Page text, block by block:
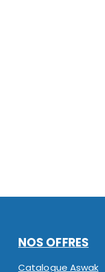
NOS OFFRES
Catalogue Aswak